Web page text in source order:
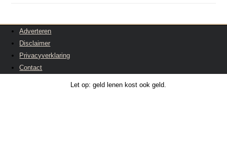
Adverteren
Disclaimer
Privacyverklaring
Contact
Let op: geld lenen kost ook geld.